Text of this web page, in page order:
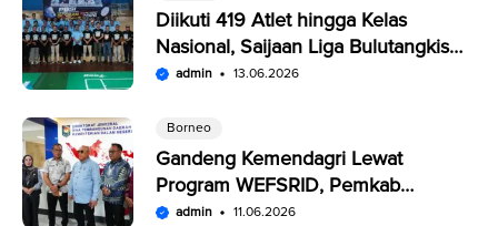
Diikuti 419 Atlet hingga Kelas
Nasional, Saijaan Liga Bulutangkis
Memperebutkan Rp109,5 Juta
admin 13.06.2026
Borneo
Gandeng Kemendagri Lewat
Program WEFSRID, Pemkab
Kotabaru Targetkan Petani Panen 3
admin 11.06.2026